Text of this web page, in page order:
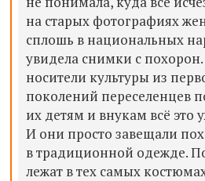
на старых фотографиях
сплошь в национальных
увидела снимки с
носители культуры из
поколений переселенцев
их детям и внукам всё это
И они просто завещали
в традиционной одежде.
лежат в тех самых